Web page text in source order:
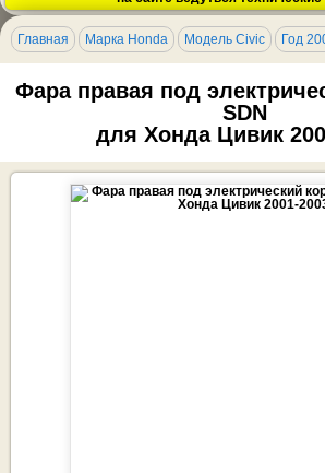
Главная Марка Honda Модель Civic Год
Фара правая под
SDN
для Хонда Цивик